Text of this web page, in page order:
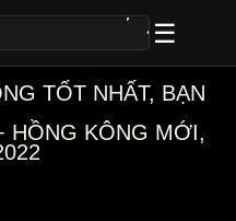
TỐT NHẤT, BẠN
HỒNG KÔNG MỚI,